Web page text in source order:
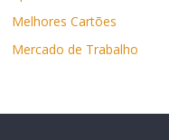
Melhores Cartões
Mercado de Trabalho